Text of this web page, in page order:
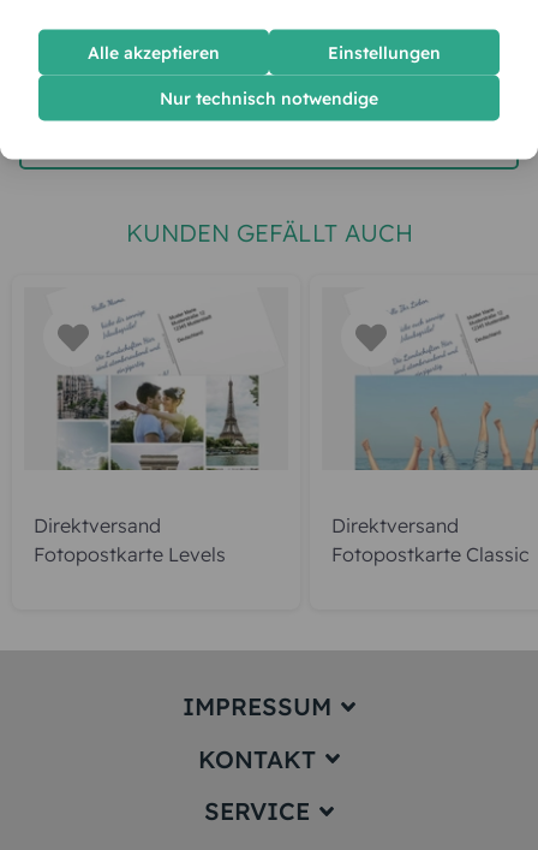
jetzt gestalten
KUNDEN GEFÄLLT AUCH
Direktversand
Fotopostkarte Levels
Direktversand
Fotopostkarte Classic
IMPRESSUM
Impressum
KONTAKT
service@karten-paradies.de
SERVICE
Alle akzeptieren Einstellungen
Nur technisch notwendige